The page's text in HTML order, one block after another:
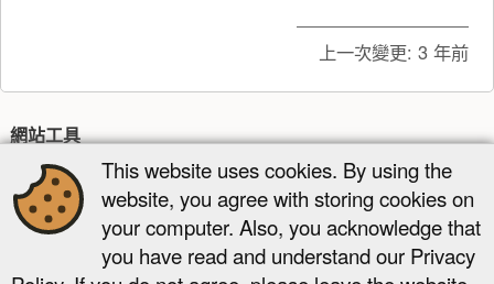
上一次變更: 3 年前
網站工具
最近更新 多媒體管理器 網站地圖
頁面工具
舊版 反向連結 回到頁頂
This website uses cookies. By using the
website, you agree with storing cookies on
your computer. Also, you acknowledge that
you have read and understand our Privacy